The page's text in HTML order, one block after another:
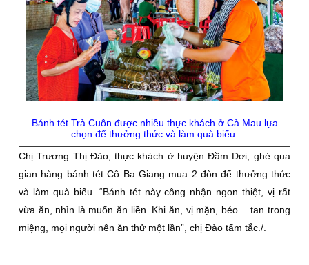
Bánh tét Trà Cuôn được nhiều thực khách ở Cà Mau lựa
chọn để thưởng thức và làm quà biếu.
Chị Trương Thị Ðào, thực khách ở huyện Ðầm Dơi, ghé qua
gian hàng bánh tét Cô Ba Giang mua 2 đòn để thưởng thức
và làm quà biếu. “Bánh tét này công nhận ngon thiệt, vị rất
vừa ăn, nhìn là muốn ăn liền. Khi ăn, vị mặn, béo… tan trong
miệng, mọi người nên ăn thử một lần”, chị Ðào tấm tắc./.